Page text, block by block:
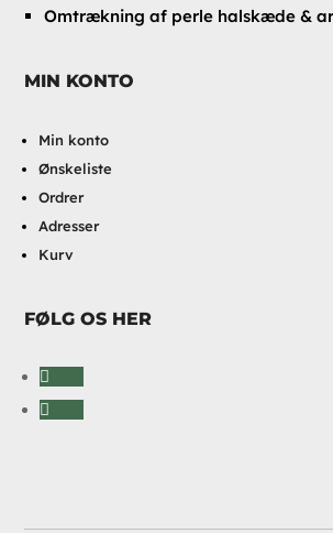
Omtrækning af perle halskæde &
MIN KONTO
Min konto
Ønskeliste
Ordrer
Adresser
Kurv
FØLG OS HER